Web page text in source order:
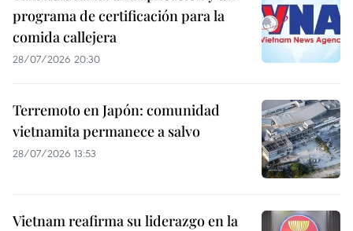
programa de certificación para la
comida callejera
28/07/2026 20:30
Terremoto en Japón: comunidad
vietnamita permanece a salvo
28/07/2026 13:53
Vietnam reafirma su liderazgo en la